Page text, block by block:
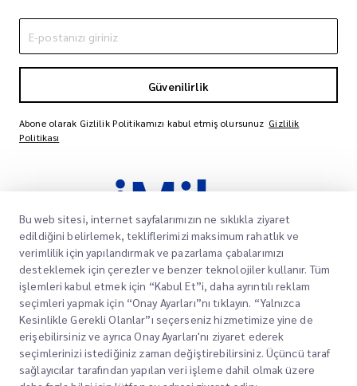
Güvenilirlik
Abone olarak Gizlilik Politikamızı kabul etmiş olursunuz Gizlilik
Politikası
Müşterilerimizin paketlerinin varış noktalarına
zamanında ve güvenli bir şekilde ulaşmasını
sağlamak, onlara güven ve gönül rahatlığı
sağlamak için güvenilir hizmetler sunmaya
kendimizi adadık.
Bu web sitesi, internet sayfalarımızın ne sıklıkla ziyaret
edildiğini belirlemek, tekliflerimizi maksimum rahatlık ve
verimlilik için yapılandırmak ve pazarlama çabalarımızı
desteklemek için çerezler ve benzer teknolojiler kullanır. Tüm
işlemleri kabul etmek için “Kabul Et”i, daha ayrıntılı reklam
seçimleri yapmak için “Onay Ayarları”nı tıklayın. “Yalnızca
Kesinlikle Gerekli Olanlar”ı seçerseniz hizmetimize yine de
erişebilirsiniz ve ayrıca Onay Ayarları'nı ziyaret ederek
seçimlerinizi istediğiniz zaman değiştirebilirsiniz. Üçüncü taraf
sağlayıcılar tarafından yapılan veri işleme dahil olmak üzere